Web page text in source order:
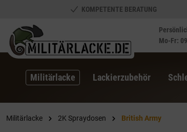
Zur Hauptnavigation springen
KOMPETENTE BERATUNG
Mo-Fr:
Militärlacke Lackierzubehör
Militärlacke 2K Spraydosen British Army